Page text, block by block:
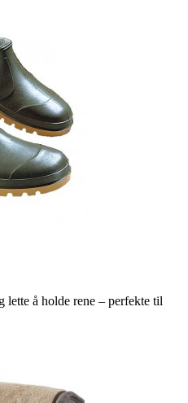
lette å holde rene – perfekte til